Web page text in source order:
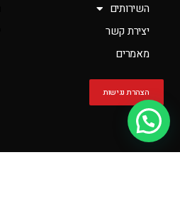
השירותים
יצירת קשר
מאמרים
הצהרת נגישות